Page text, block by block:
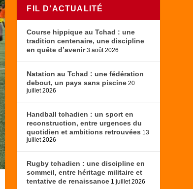
FIL D’ACTUALITÉ
Course hippique au Tchad : une
tradition centenaire, une discipline
en quête d’avenir 3 août 2026
Natation au Tchad : une fédération
debout, un pays sans piscine 20
juillet 2026
Handball tchadien : un sport en
reconstruction, entre urgences du
quotidien et ambitions retrouvées 13
juillet 2026
Rugby tchadien : une discipline en
sommeil, entre héritage militaire et
tentative de renaissance 1 juillet 2026